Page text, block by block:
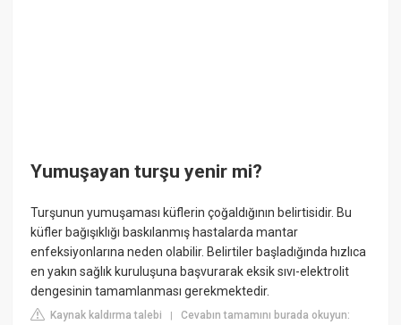
Yumuşayan turşu yenir mi?
Turşunun yumuşaması küflerin çoğaldığının belirtisidir. Bu
küfler bağışıklığı baskılanmış hastalarda mantar
enfeksiyonlarına neden olabilir. Belirtiler başladığında hızlıca
en yakın sağlık kuruluşuna başvurarak eksik sıvı-elektrolit
dengesinin tamamlanması gerekmektedir.
Kaynak kaldırma talebi |Cevabın tamamını burada okuyun: